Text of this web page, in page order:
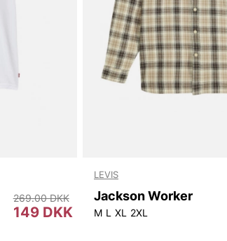
149 DKK
269.00 DKK
LEVIS
Jackson Worker
M L XL 2XL